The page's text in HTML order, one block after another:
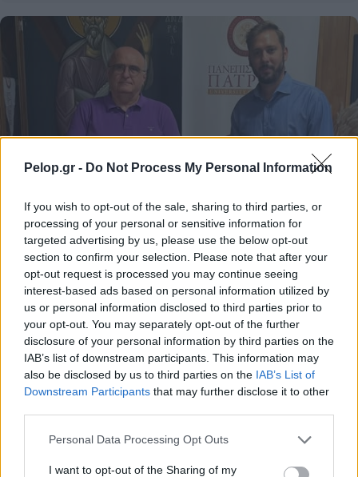
Pelop.gr - Do Not Process My Personal Information
If you wish to opt-out of the sale, sharing to third parties, or
processing of your personal or sensitive information for
targeted advertising by us, please use the below opt-out
section to confirm your selection. Please note that after your
opt-out request is processed you may continue seeing
interest-based ads based on personal information utilized by
us or personal information disclosed to third parties prior to
your opt-out. You may separately opt-out of the further
disclosure of your personal information by third parties on the
IAB’s list of downstream participants. This information may
also be disclosed by us to third parties on the IAB’s List of
Downstream Participants that may further disclose it to other
Please note that this website/app uses one or more Google
not limited to your visit or usage behaviour. You may click to
Personal Data Processing Opt Outs
I want to opt-out of the Sharing of my
Μνημόνιο συνεργασίας Πανεπιστημίου Πατρών –
ΠΑΣΑΠΠ